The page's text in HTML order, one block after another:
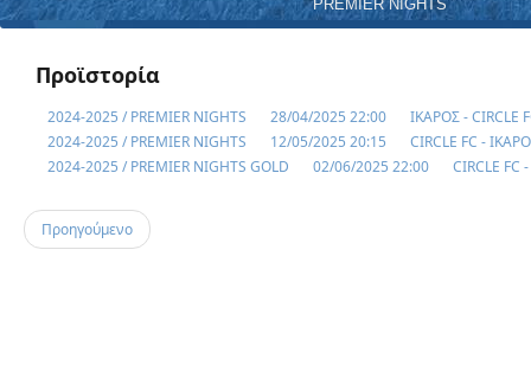
PREMIER NIGHTS
Προϊστορία
2024-2025 / PREMIER NIGHTS 28/04/2025 22:00
ΙΚΑΡΟΣ - CIRCLE
2024-2025 / PREMIER NIGHTS
12/05/2025 20:15
CIRCLE FC -
2024-2025 / PREMIER NIGHTS GOLD
02/06/2025 22:00 CIRCLE FC
Προηγούμενο